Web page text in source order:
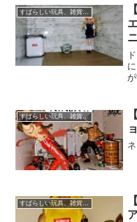
すばらしい玩具、雑貨レビュー